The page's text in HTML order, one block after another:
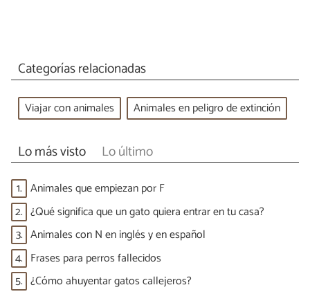
Categorías relacionadas
Viajar con animales Animales en peligro de extinción
Lo más visto Lo último
1. Animales que empiezan por F
2. ¿Qué significa que un gato quiera entrar en tu casa?
3. Animales con N en inglés y en español
4. Frases para perros fallecidos
5. ¿Cómo ahuyentar gatos callejeros?